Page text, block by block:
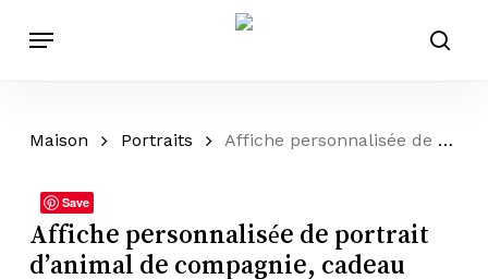
Menu
Maison Portraits Affiche personnalisée de portrait d’animal de compagnie, cadeau personnalisé de peinture d’animal de compagnie pour maman et papa de chat de chien, à la mémoire des chiens, cadeau d’art mural pour amoureux des animaux de compagnie, cadeau de sympathie
Save
Affiche personnalisée de portrait
d’animal de compagnie, cadeau